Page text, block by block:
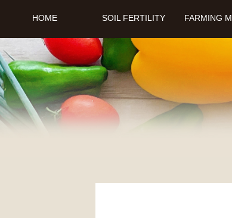
HOME SOIL FERTILITY FARMING